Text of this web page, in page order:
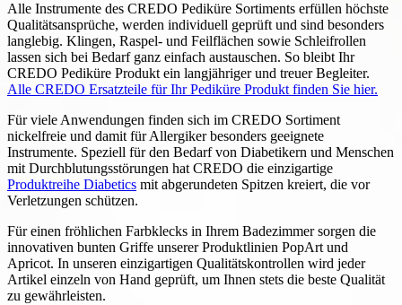
Alle Instrumente des CREDO Pediküre Sortiments erfüllen höchste
Qualitätsansprüche, werden individuell geprüft und sind besonders
langlebig. Klingen, Raspel- und Feilflächen sowie Schleifrollen
lassen sich bei Bedarf ganz einfach austauschen. So bleibt Ihr
CREDO Pediküre Produkt ein langjähriger und treuer Begleiter.
Alle CREDO Ersatzteile für Ihr Pediküre Produkt finden Sie hier.
Für viele Anwendungen finden sich im CREDO Sortiment
nickelfreie und damit für Allergiker besonders geeignete
Instrumente. Speziell für den Bedarf von Diabetikern und Menschen
mit Durchblutungsstörungen hat CREDO die einzigartige
Produktreihe Diabetics mit abgerundeten Spitzen kreiert, die vor
Verletzungen schützen.
Für einen fröhlichen Farbklecks in Ihrem Badezimmer sorgen die
innovativen bunten Griffe unserer Produktlinien PopArt und
Apricot. In unseren einzigartigen Qualitätskontrollen wird jeder
Artikel einzeln von Hand geprüft, um Ihnen stets die beste Qualität
zu gewährleisten.